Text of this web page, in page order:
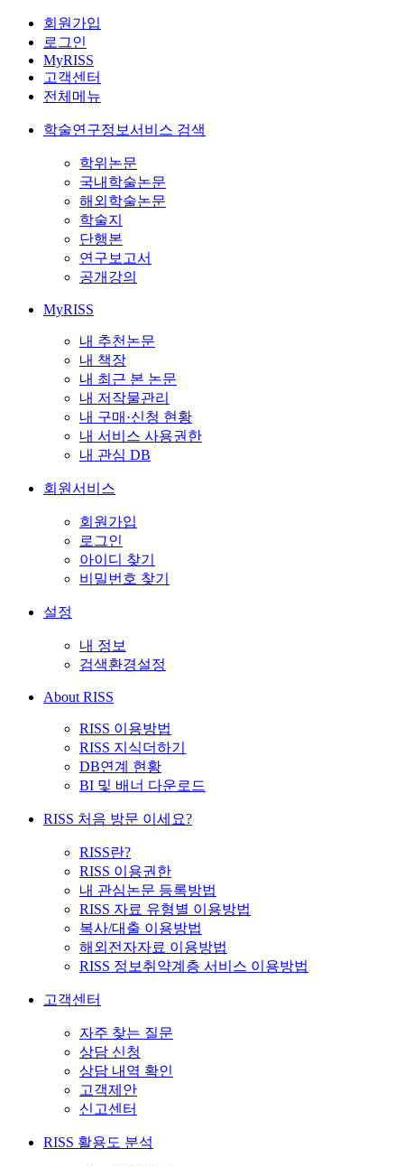
회원가입
로그인
MyRISS
고객센터
전체메뉴
학술연구정보서비스 검색
학위논문
국내학술논문
해외학술논문
학술지
단행본
연구보고서
공개강의
MyRISS
내 추천논문
내 책장
내 최근 본 논문
내 저작물관리
내 구매·신청 현황
내 서비스 사용권한
내 관심 DB
회원서비스
회원가입
로그인
아이디 찾기
비밀번호 찾기
설정
내 정보
검색환경설정
About RISS
RISS 이용방법
RISS 지식더하기
DB연계 현황
BI 및 배너 다운로드
RISS 처음 방문 이세요?
RISS란?
RISS 이용권한
내 관심논문 등록방법
RISS 자료 유형별 이용방법
복사/대출 이용방법
해외전자자료 이용방법
RISS 정보취약계층 서비스 이용방법
고객센터
자주 찾는 질문
상담 신청
상담 내역 확인
고객제안
신고센터
RISS 활용도 분석